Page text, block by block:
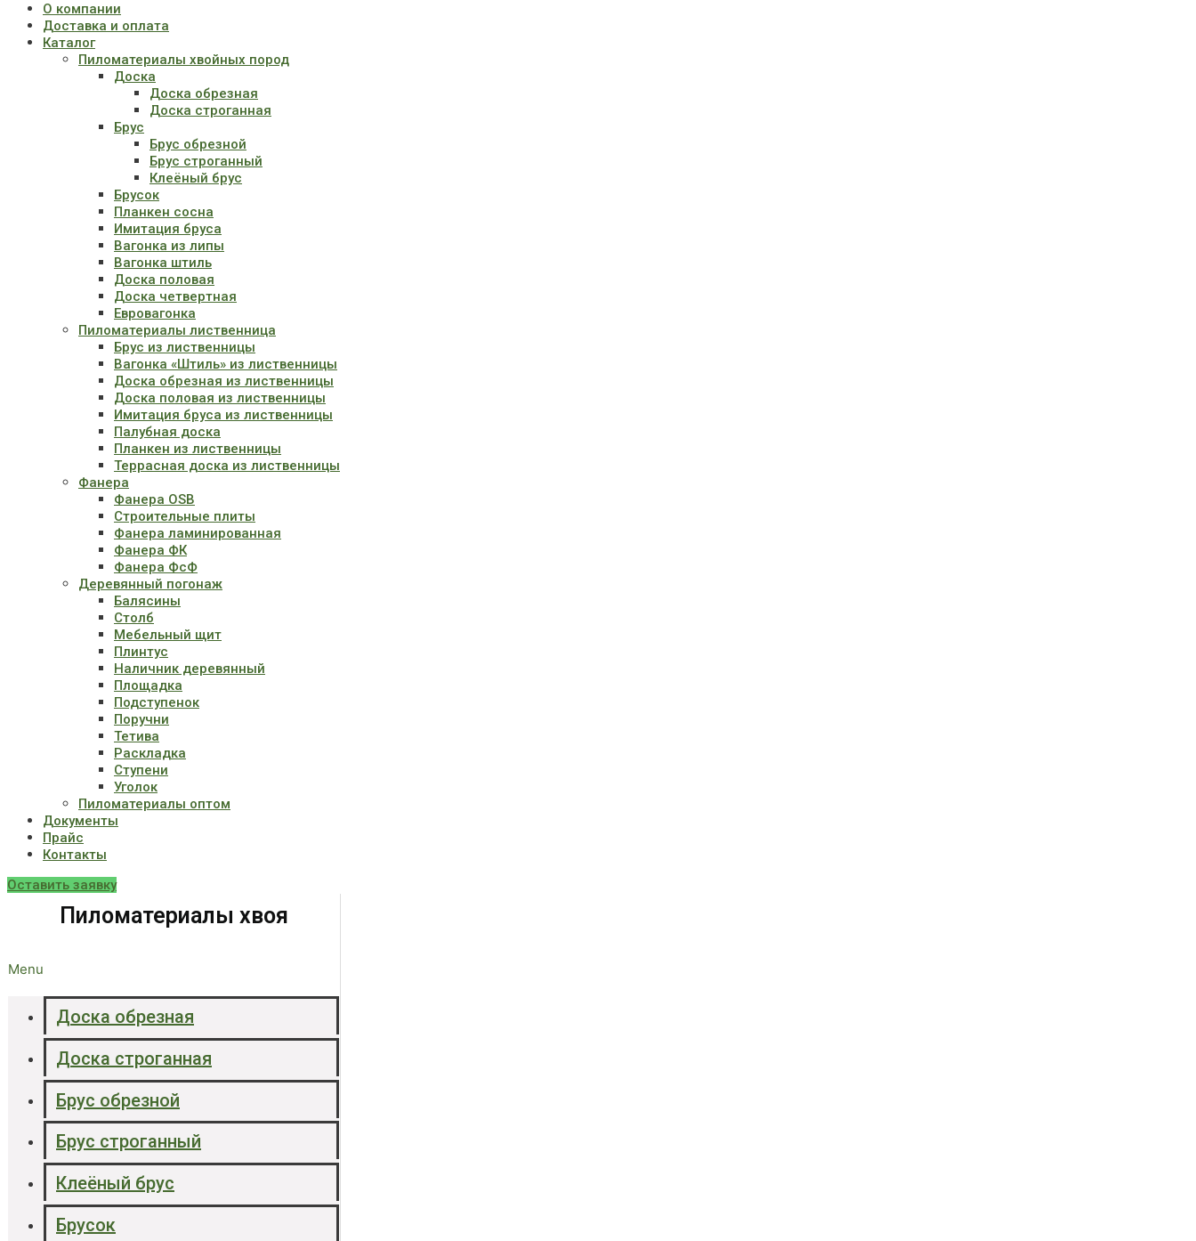
О компании
Доставка и оплата
Каталог
Пиломатериалы хвойных пород
Доска
Доска обрезная
Доска строганная
Брус
Брус обрезной
Брус строганный
Клеёный брус
Брусок
Планкен сосна
Имитация бруса
Вагонка из липы
Вагонка штиль
Доска половая
Доска четвертная
Евровагонка
Пиломатериалы лиственница
Брус из лиственницы
Вагонка «Штиль» из лиственницы
Доска обрезная из лиственницы
Доска половая из лиственницы
Имитация бруса из лиственницы
Палубная доска
Планкен из лиственницы
Террасная доска из лиственницы
Фанера
Фанера OSB
Строительные плиты
Фанера ламинированная
Фанера ФК
Фанера ФсФ
Деревянный погонаж
Балясины
Столб
Мебельный щит
Плинтус
Наличник деревянный
Площадка
Подступенок
Поручни
Тетива
Раскладка
Ступени
Уголок
Пиломатериалы оптом
Документы
Прайс
Контакты
Оставить заявку
Пиломатериалы хвоя
Menu
Доска обрезная
Доска строганная
Брус обрезной
Брус строганный
Клеёный брус
Брусок